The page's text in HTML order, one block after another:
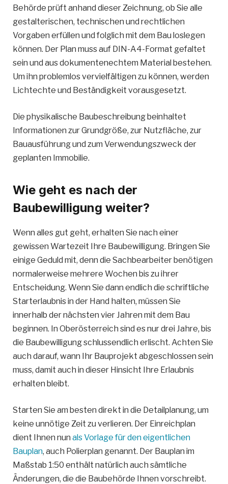
Behörde prüft anhand dieser Zeichnung, ob Sie alle
gestalterischen, technischen und rechtlichen
Vorgaben erfüllen und folglich mit dem Bau loslegen
können. Der Plan muss auf DIN-A4-Format gefaltet
sein und aus dokumentenechtem Material bestehen.
Um ihn problemlos vervielfältigen zu können, werden
Lichtechte und Beständigkeit vorausgesetzt.
Die physikalische Baubeschreibung beinhaltet
Informationen zur Grundgröße, zur Nutzfläche, zur
Bauausführung und zum Verwendungszweck der
geplanten Immobilie.
Wie geht es nach der
Baubewilligung weiter?
Wenn alles gut geht, erhalten Sie nach einer
gewissen Wartezeit Ihre Baubewilligung. Bringen Sie
einige Geduld mit, denn die Sachbearbeiter benötigen
normalerweise mehrere Wochen bis zu ihrer
Entscheidung. Wenn Sie dann endlich die schriftliche
Starterlaubnis in der Hand halten, müssen Sie
innerhalb der nächsten vier Jahren mit dem Bau
beginnen. In Oberösterreich sind es nur drei Jahre, bis
die Baubewilligung schlussendlich erlischt. Achten Sie
auch darauf, wann Ihr Bauprojekt abgeschlossen sein
muss, damit auch in dieser Hinsicht Ihre Erlaubnis
erhalten bleibt.
Starten Sie am besten direkt in die Detailplanung, um
keine unnötige Zeit zu verlieren. Der Einreichplan
dient Ihnen nun als Vorlage für den eigentlichen
Bauplan, auch Polierplan genannt. Der Bauplan im
Maßstab 1:50 enthält natürlich auch sämtliche
Änderungen, die die Baubehörde Ihnen vorschreibt.